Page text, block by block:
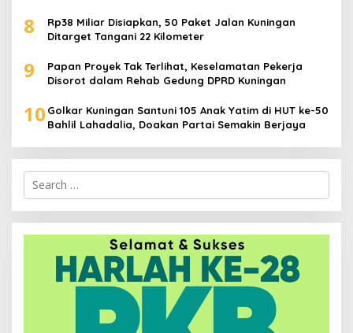
8
Rp38 Miliar Disiapkan, 50 Paket Jalan Kuningan
Ditarget Tangani 22 Kilometer
9
Papan Proyek Tak Terlihat, Keselamatan Pekerja
Disorot dalam Rehab Gedung DPRD Kuningan
10 Golkar Kuningan Santuni 105 Anak Yatim di HUT ke-50
Bahlil Lahadalia, Doakan Partai Semakin Berjaya
Search
for: